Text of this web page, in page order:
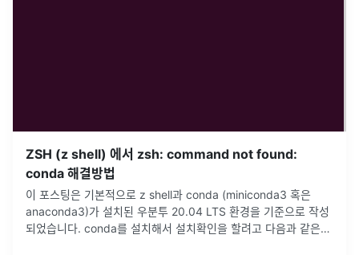
ZSH (z shell) 에서 zsh: command not found:
conda 해결방법
이 포스팅은 기본적으로 z shell과 conda (miniconda3 혹은
anaconda3)가 설치된 우분투 20.04 LTS 환경을 기준으로 작성
되었습니다. conda를 설치해서 설치확인을 할려고 다음과 같은